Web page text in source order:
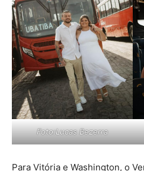
Foto:Lucas Bezerra
Para Vitória e Washington, o